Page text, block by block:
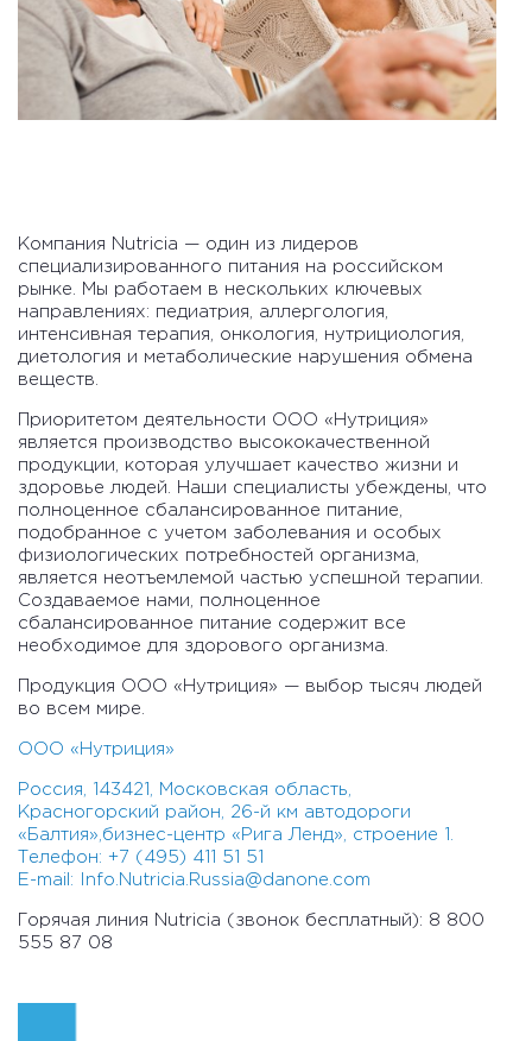
Компания Nutricia — один из лидеров
специализированного питания на российском
рынке. Мы работаем в нескольких ключевых
направлениях: педиатрия, аллергология,
интенсивная терапия, онкология, нутрициология,
диетология и метаболические нарушения обмена
веществ.
Приоритетом деятельности ООО «Нутриция»
является производство высококачественной
продукции, которая улучшает качество жизни и
здоровье людей. Наши специалисты убеждены, что
полноценное сбалансированное питание,
подобранное с учетом заболевания и особых
физиологических потребностей организма,
является неотъемлемой частью успешной терапии.
Создаваемое нами, полноценное
сбалансированное питание содержит все
необходимое для здорового организма.
Продукция ООО «Нутриция» — выбор тысяч людей
во всем мире.
ООО «Нутриция»
Россия, 143421, Московская область,
Красногорский район, 26-й км автодороги
«Балтия»,бизнес-центр «Рига Ленд», строение 1.
Телефон: +7 (495) 411 51 51
E-mail: Info.Nutricia.Russia@danone.com
Горячая линия Nutricia (звонок бесплатный): 8 800
555 87 08